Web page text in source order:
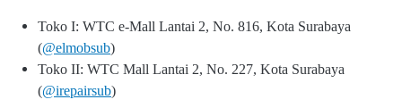
Toko I: WTC e-Mall Lantai 2, No. 816, Kota Surabaya
(@elmobsub)
Toko II: WTC Mall Lantai 2, No. 227, Kota Surabaya
(@irepairsub)